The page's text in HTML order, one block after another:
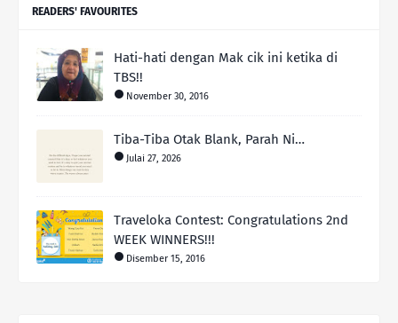
READERS' FAVOURITES
Hati-hati dengan Mak cik ini ketika di
TBS!!
November 30, 2016
Tiba-Tiba Otak Blank, Parah Ni…
Julai 27, 2026
Traveloka Contest: Congratulations 2nd
WEEK WINNERS!!!
Disember 15, 2016